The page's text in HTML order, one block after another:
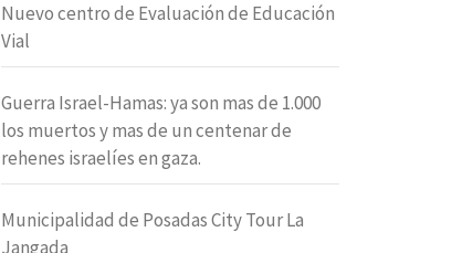
Nuevo centro de Evaluación de Educación
Vial
Guerra Israel-Hamas: ya son mas de 1.000
los muertos y mas de un centenar de
rehenes israelíes en gaza.
Municipalidad de Posadas City Tour La
Jangada